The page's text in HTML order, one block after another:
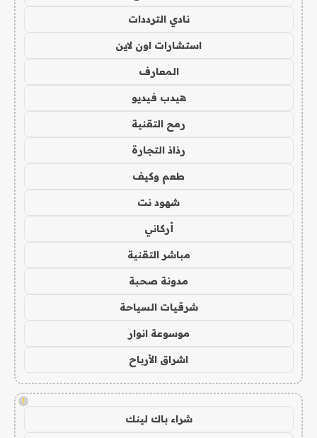
نادي الترددات
استشارات اون لاين
المعارف
هيدب فيديو
رمح التقنية
رذاذ التجارة
طعم وكيف
شهود نت
أركاني
مباشر التقنية
مدونة صحبة
شرقيات السياحة
موسوعة انوار
اشراق الأرباح
!
شراء باك لينك